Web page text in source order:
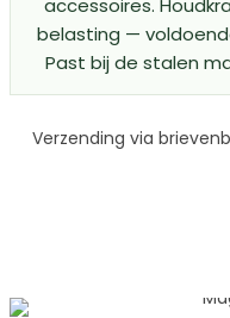
accessoires.
belasting —
Past bij de stalen
Verzending via